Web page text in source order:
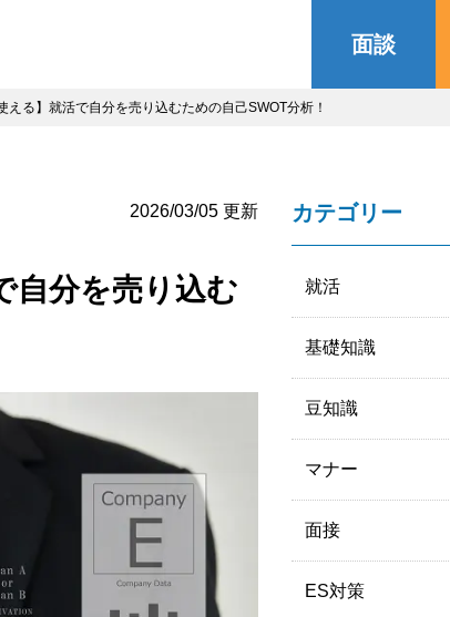
面談
える】就活で自分を売り込むための自己SWOT分析！
2026/03/05 更新
自分を売り込む
カテゴリー
就活
基礎知識
豆知識
マナー
面接
ES対策